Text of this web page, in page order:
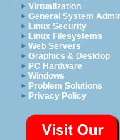
Virtualization
General System
Linux Security
Linux Filesystems
Web Servers
Graphics & Desktop
PC Hardware
Windows
Problem Solutions
Privacy Policy